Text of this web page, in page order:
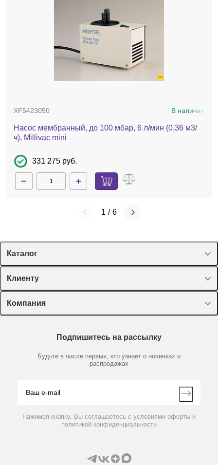
XF5423050 В наличии
Насос мембранный, до 100 мбар, 6 л/мин (0,36 м3/
ч), Millivac mini
331 275 руб.
1 / 6
Каталог
Спецпредложения
Оборудование, приборы
Пластик, стекло, принадлежности
Химические реактивы, препараты, наборы
Производители
Клиенту
Лекторий Диаэм
Доставка и оплата
Мобильное приложение
Компания
Партнеры
Контакты
Подпишитесь на рассылку
Будьте в числе первых, кто узнает о новинках и
распродажах
Нажимая кнопку, Вы соглашаетесь с условиями оферты и
политикой конфиденциальности